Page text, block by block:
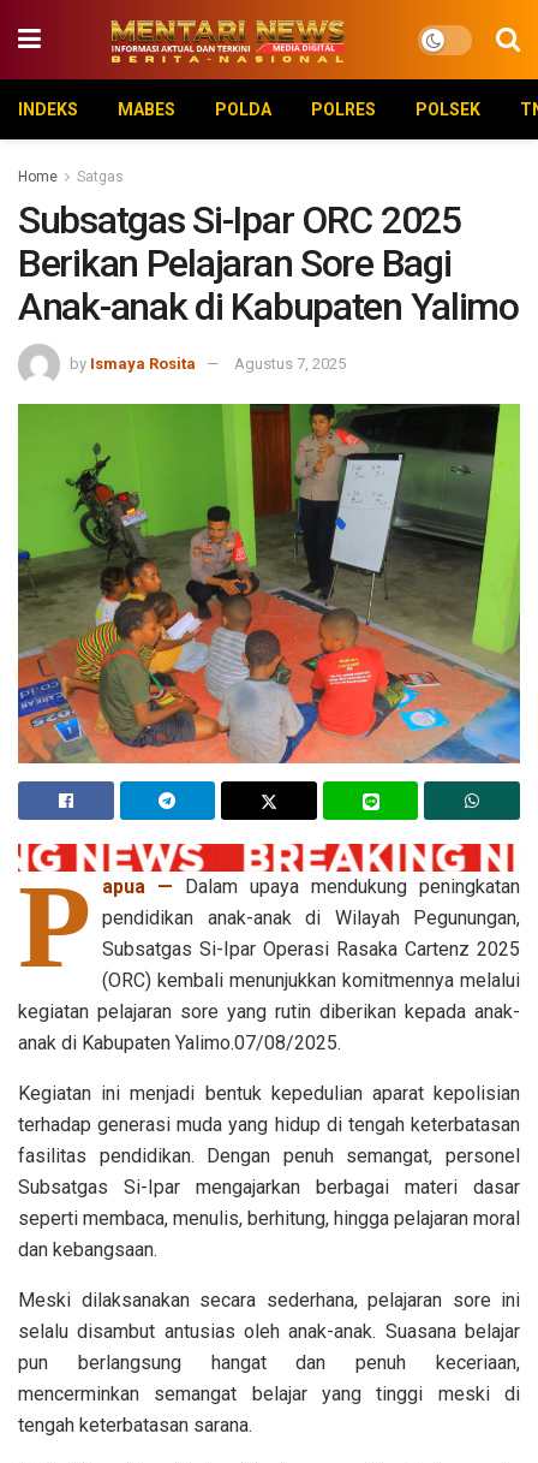
INDEKS MABES POLDA POLRES POLSEK
Home Satgas
Subsatgas Si-Ipar ORC 2025
Berikan Pelajaran Sore Bagi
Anak-anak di Kabupaten Yalimo
by Ismaya Rosita Agustus 7, 2025
P apua —
Dalam upaya mendukung peningkatan
pendidikan anak-anak di Wilayah Pegunungan,
Subsatgas Si-Ipar Operasi Rasaka Cartenz 2025
(ORC) kembali menunjukkan komitmennya melalui
kegiatan pelajaran sore yang rutin diberikan kepada anak-
anak di Kabupaten Yalimo.07/08/2025.
Kegiatan ini menjadi bentuk kepedulian aparat kepolisian
terhadap generasi muda yang hidup di tengah keterbatasan
fasilitas pendidikan. Dengan penuh semangat, personel
Subsatgas Si-Ipar mengajarkan berbagai materi dasar
seperti membaca, menulis, berhitung, hingga pelajaran moral
dan kebangsaan.
Meski dilaksanakan secara sederhana, pelajaran sore ini
selalu disambut antusias oleh anak-anak. Suasana belajar
pun berlangsung hangat dan penuh keceriaan,
mencerminkan semangat belajar yang tinggi meski di
tengah keterbatasan sarana.